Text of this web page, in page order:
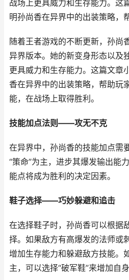
战场上更具威力和生存能力。这
明孙尚香在异界中的出装策略，
随着王者游戏的不断更新，孙尚
异界版本。她的新变身形态以及
更具威力和生存能力。这篇文章
香在异界中的出装策略，帮助玩
能，在战场上取得胜利。
技能加点法则——攻无不克
在异界中，孙尚香的技能加点需
“策命”为主，进步其爆发输出能
能点将成为胜利的决定因素。
鞋子选择——巧妙躲避和追击
在选择鞋子时，孙尚香可以根据
择。如果敌方有高爆发的法师或
增加生存能力和躲避敌方技能。
主，可以选择“破军鞋”来增加自